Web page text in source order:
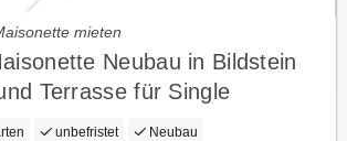
mieten
Neubau in Bildstein
Terrasse für Single
unbefristet Neubau